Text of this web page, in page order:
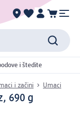
i štedite
i začini Umaci
690 g